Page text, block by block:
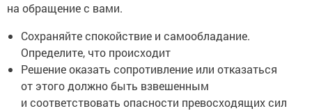
на обращение с вами.
Сохраняйте спокойствие и самообладание.
Определите, что происходит
Решение оказать сопротивление или отказаться
от этого должно быть взвешенным
и соответствовать опасности превосходящих сил